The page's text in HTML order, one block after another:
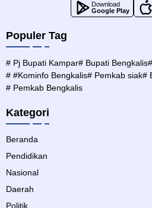
Download
Google Play
Populer Tag
# Pj Bupati Kampar# Bupati Bengkalis
# #Kominfo Bengkalis# Pemkab siak#
# Pemkab Bengkalis
Kategori
Beranda
Pendidikan
Nasional
Daerah
Politik